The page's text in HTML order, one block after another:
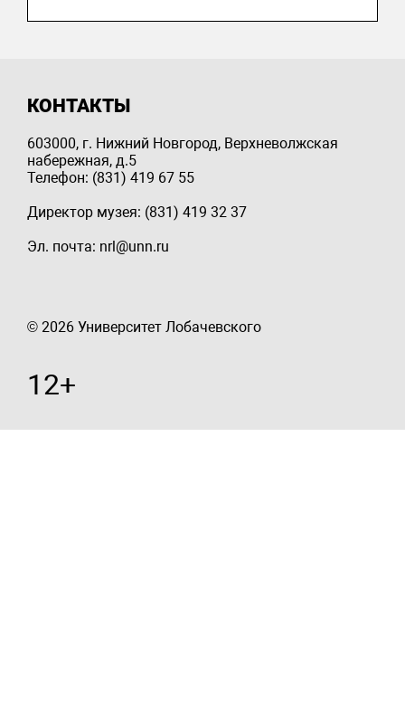
КОНТАКТЫ
603000, г. Нижний Новгород, Верхневолжская
набережная, д.5
Телефон: (831) 419 67 55
Директор музея: (831) 419 32 37
Эл. почта: nrl@unn.ru
© 2026 Университет Лобачевского
12+